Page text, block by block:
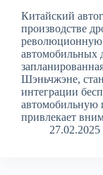
Китайский
производстве
автомобильных
Шэньчжэне,
интеграции
автомобильную
привлекает
27.02.2025